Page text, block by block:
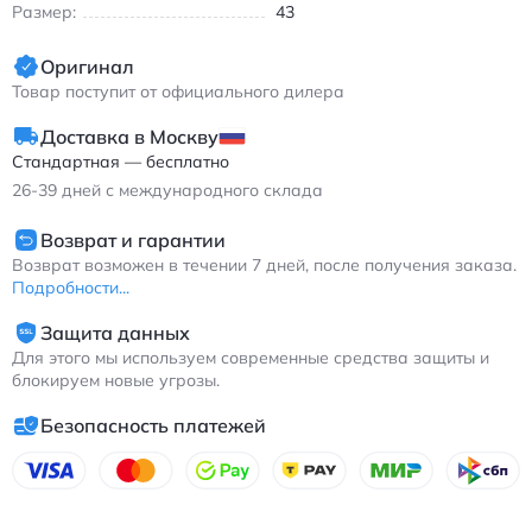
Размер: 43
Оригинал
Товар поступит от официального дилера
Доставка в Москву
Стандартная — бесплатно
26-39 дней с международного склада
Возврат и гарантии
Возврат возможен в течении 7 дней, после получения заказа.
Подробности...
Защита данных
Для этого мы используем современные средства защиты и
блокируем новые угрозы.
Безопасность платежей